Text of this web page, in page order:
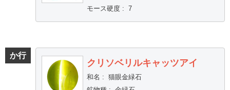
モース硬度: 7
か行
クリソベリルキャッツアイ
和名 : 猫眼金緑石